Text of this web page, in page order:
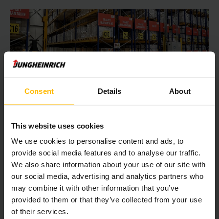
Consent Details About
This website uses cookies
We use cookies to personalise content and ads, to
provide social media features and to analyse our traffic.
We also share information about your use of our site with
our social media, advertising and analytics partners who
may combine it with other information that you’ve
provided to them or that they’ve collected from your use
of their services.
opslagcapaciteit
Dankzij de verrijdbare stellingen kan CyberFreight
International op eenzelfde oppervlakte twee keer zoveel
pallets opslaan. Buiten openingstijden worden deverrijdbare
stellingenin de ‘nachtstand’ geplaatst. De gangpaden
worden dan uitgelijnd en staan allemaal exact 1,20 meter uit
elkaar, zodat een optimale luchtcirculatie – essentieel voor
de opslag van geneesmiddelen – mogelijk is.